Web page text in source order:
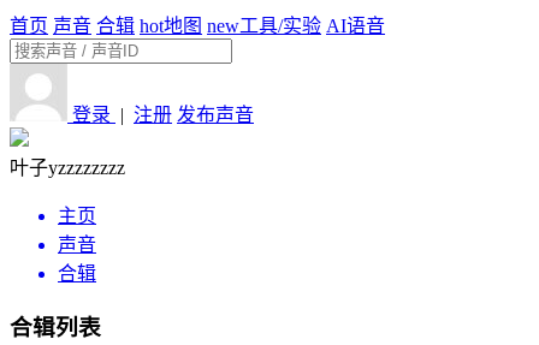
首页 声音 合辑 hot地图 new工具/实验 AI语音
登录 | 注册 发布声音
叶子yzzzzzzzz
主页
声音
合辑
合辑列表